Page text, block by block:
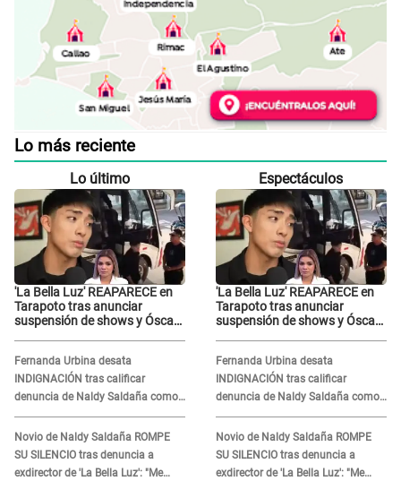
Lo más reciente
Lo último
'La Bella Luz' REAPARECE en
Tarapoto tras anunciar
suspensión de shows y Óscar
Fernanda Urbina desata
INDIGNACIÓN tras calificar
denuncia de Naldy Saldaña como
'acto bochornoso': "No es justo
atacar a otra mujer"
Novio de Naldy Saldaña ROMPE
SU SILENCIO tras denuncia a
exdirector de 'La Bella Luz': "Me
Espectáculos
'La Bella Luz' REAPARECE en
Tarapoto tras anunciar
suspensión de shows y Óscar
Fernanda Urbina desata
INDIGNACIÓN tras calificar
denuncia de Naldy Saldaña como
'acto bochornoso': "No es justo
atacar a otra mujer"
Novio de Naldy Saldaña ROMPE
SU SILENCIO tras denuncia a
exdirector de 'La Bella Luz': "Me